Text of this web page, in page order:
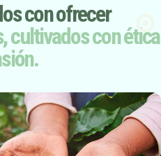
con ofrecer
cultivados con ética